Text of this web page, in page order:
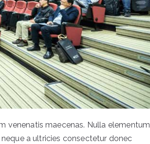
venenatis maecenas. Nulla elementum
a ultricies consectetur donec